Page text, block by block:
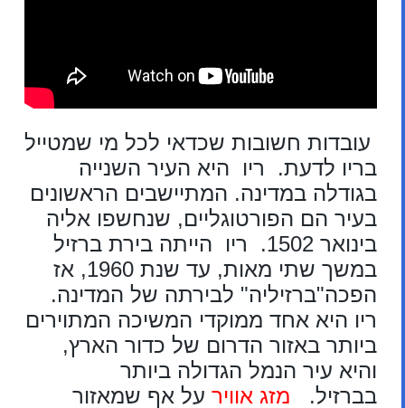
עובדות חשובות שכדאי לכל מי שמטייל
בריו לדעת. ריו היא העיר השנייה
בגודלה במדינה. המתיישבים הראשונים
בעיר הם הפורטוגליים, שנחשפו אליה
בינואר 1502. ריו הייתה בירת ברזיל
במשך שתי מאות, עד שנת 1960, אז
הפכה"ברזיליה" לבירתה של המדינה.
ריו היא אחד ממוקדי המשיכה המתוירים
ביותר באזור הדרום של כדור הארץ,
והיא עיר הנמל הגדולה ביותר
בברזיל. מזג אוויר על אף שמאזור